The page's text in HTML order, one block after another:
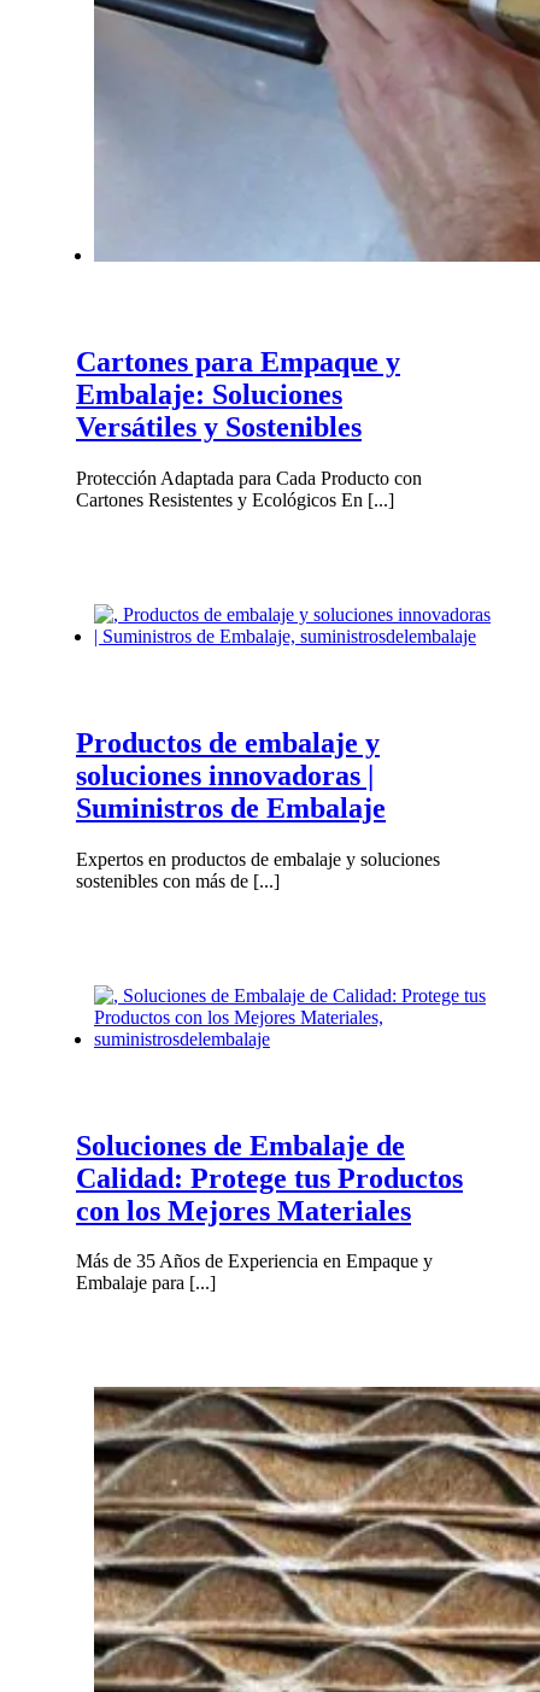
Cartones para Empaque y
Embalaje: Soluciones
Versátiles y Sostenibles
Protección Adaptada para Cada Producto con
Cartones Resistentes y Ecológicos En [...]
Productos de embalaje y
soluciones innovadoras |
Suministros de Embalaje
Expertos en productos de embalaje y soluciones
sostenibles con más de [...]
Soluciones de Embalaje de
Calidad: Protege tus Productos
con los Mejores Materiales
Más de 35 Años de Experiencia en Empaque y
Embalaje para [...]